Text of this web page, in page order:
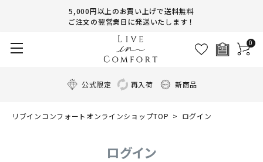
5,000円以上のお買い上げで送料無料
ご注文の翌営業日に発送いたします！
0
公式限定 再入荷 新商品
リブインコンフォートオンラインショップTOP ログイン
ログイン